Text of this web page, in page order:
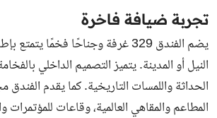
تجربة ضيافة فاخرة
يضم الفندق 329 غرفة وجناحًا فخمًا
النيل أو المدينة. يتميز التصميم الداخلي
الحداثة واللمسات التاريخية. كما يقدم
المطاعم والمقاهي العالمية، وقاعات للمؤتمرات